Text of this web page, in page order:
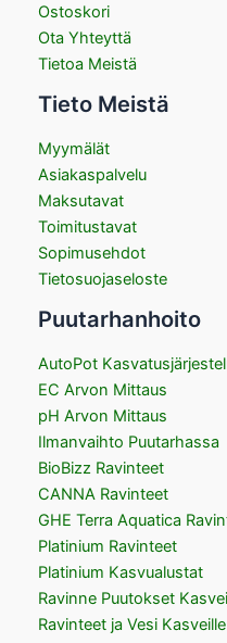
Ostoskori
Ota Yhteyttä
Tietoa Meistä
Tieto Meistä
Myymälät
Asiakaspalvelu
Maksutavat
Toimitustavat
Sopimusehdot
Tietosuojaseloste
Puutarhanhoito
AutoPot
EC Arvon Mittaus
pH Arvon Mittaus
Ilmanvaihto Puutarhassa
BioBizz Ravinteet
CANNA Ravinteet
GHE Terra Aquatica
Platinium Ravinteet
Platinium Kasvualustat
Ravinne Puutokset
Ravinteet ja Vesi Kasveille